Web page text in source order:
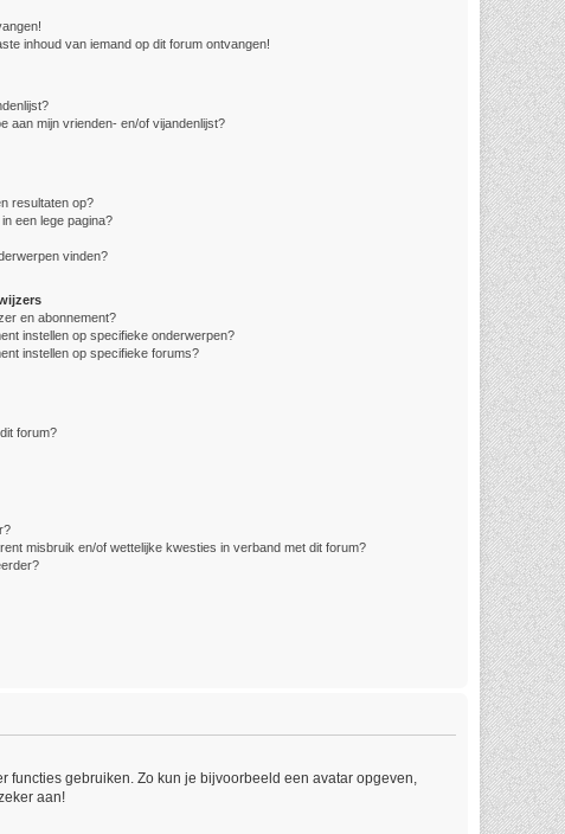
inhoud van iemand op dit forum ontvangen!
aan mijn vrienden- en/of vijandenlijst?
resultaten op?
een lege pagina?
vinden?
en abonnement?
instellen op specifieke onderwerpen?
instellen op specifieke forums?
forum?
misbruik en/of wettelijke kwesties in verband met dit forum?
functies gebruiken. Zo kun je bijvoorbeeld een avatar opgeven,
aan!